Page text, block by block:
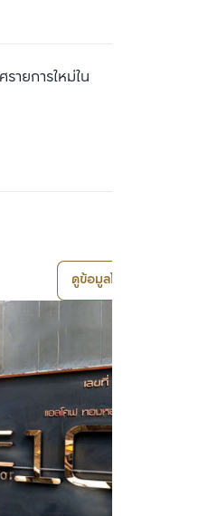
ายการใหม่ใน
ดูข้อมูลโครงการ